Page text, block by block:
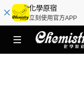
化學原宿
立刻使用官方APP